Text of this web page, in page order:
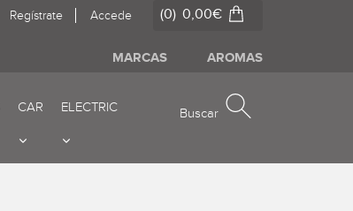
Regístrate Accede (0) 0,00€
CAR ELECTRIC
MARCAS AROMAS
Buscar